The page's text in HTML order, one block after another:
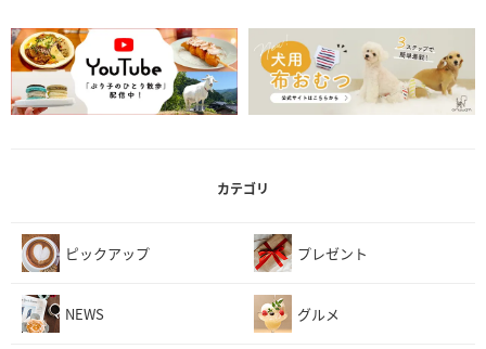
カテゴリ
ピックアップ プレゼント
NEWS グルメ